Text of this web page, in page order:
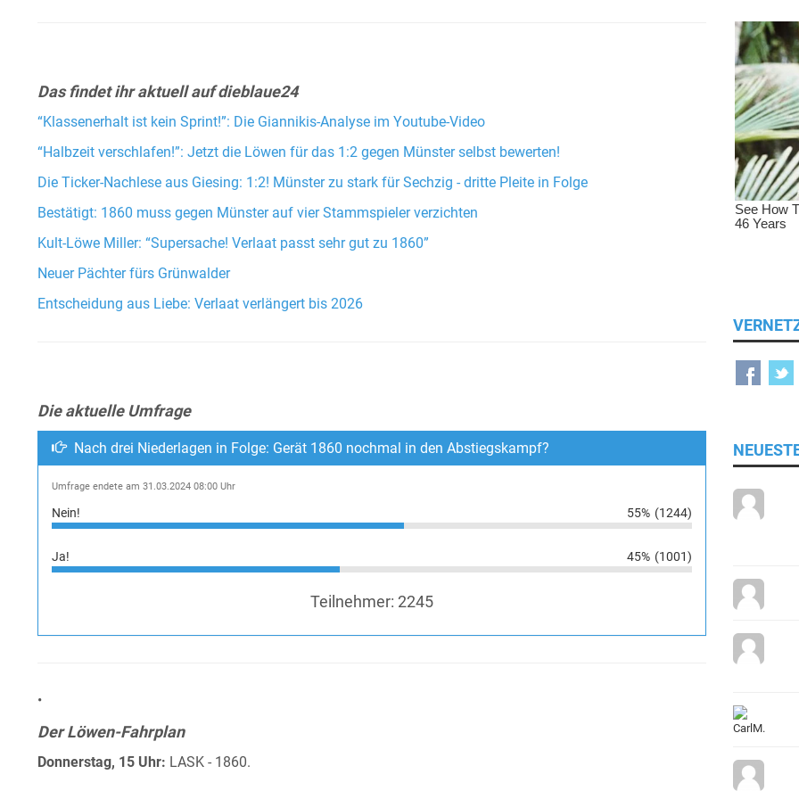
Das findet ihr aktuell auf dieblaue24
“Klassenerhalt ist kein Sprint!”: Die Giannikis-Analyse im Youtube-Video
“Halbzeit verschlafen!”: Jetzt die Löwen für das 1:2 gegen Münster selbst bewerten!
Die Ticker-Nachlese aus Giesing: 1:2! Münster zu stark für Sechzig - dritte Pleite in Folge
Bestätigt: 1860 muss gegen Münster auf vier Stammspieler verzichten
Kult-Löwe Miller: “Supersache! Verlaat passt sehr gut zu 1860”
Neuer Pächter fürs Grünwalder
Entscheidung aus Liebe: Verlaat verlängert bis 2026
Die aktuelle Umfrage
Nach drei Niederlagen in Folge: Gerät 1860 nochmal in den Abstiegskampf?
Umfrage endete am 31.03.2024 08:00 Uhr
Nein! 55% (1244)
Ja! 45% (1001)
Teilnehmer: 2245
•
Der Löwen-Fahrplan
Donnerstag, 15 Uhr: LASK - 1860.